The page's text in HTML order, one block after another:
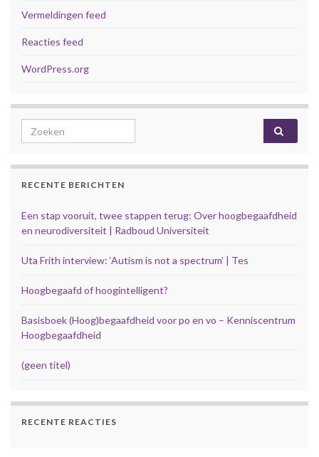
Vermeldingen feed
Reacties feed
WordPress.org
Search for:
RECENTE BERICHTEN
Een stap vooruit, twee stappen terug: Over hoogbegaafdheid
en neurodiversiteit | Radboud Universiteit
Uta Frith interview: ‘Autism is not a spectrum’ | Tes
Hoogbegaafd of hoogintelligent?
Basisboek (Hoog)begaafdheid voor po en vo – Kenniscentrum
Hoogbegaafdheid
(geen titel)
RECENTE REACTIES